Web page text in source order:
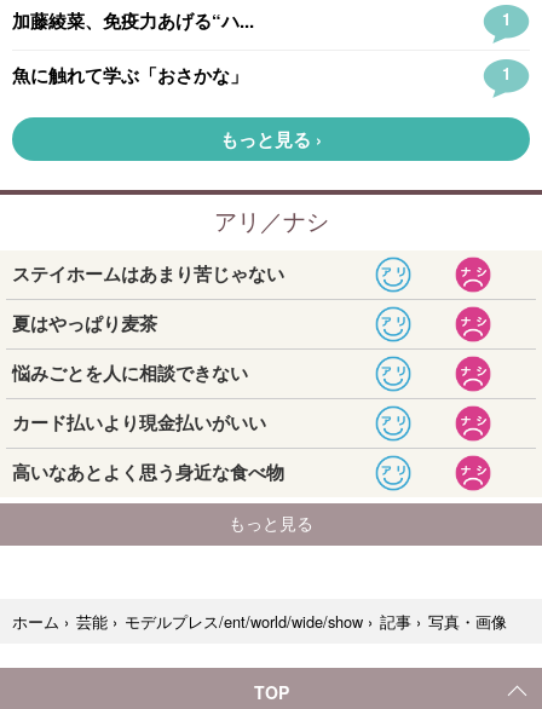
ホーム › 芸能 › モデルプレス/ent/world/wide/show › 記事 › 写真・画像
TOP